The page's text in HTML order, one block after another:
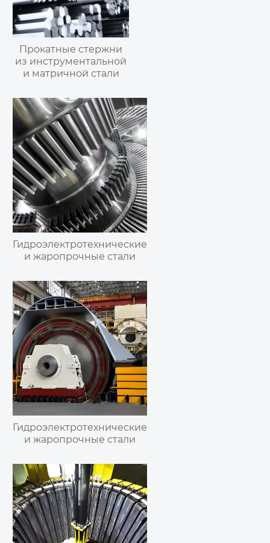
Прокатные стержни
из инструментальной
и матричной стали
Гидроэлектротехнические
и жаропрочные стали
Гидроэлектротехнические
и жаропрочные стали